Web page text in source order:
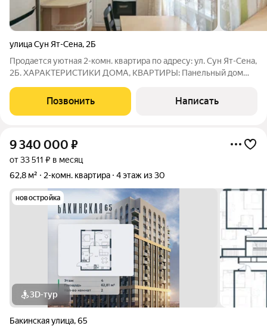
улица Сун Ят-Сена, 2Б
Продается уютная 2-комн. квартира по адресу: ул. Сун Ят-Сена,
2Б. ХАРАКТЕРИСТИКИ ДОМА, КВАРТИРЫ: Панельный дом
хорошие, дружелюбные соседи Предостаточное количество
парковочных мест, во дворе
Позвонить Написать
9 340 000 ₽
от 33 511 ₽ в месяц
62,8 м²
2-комн. квартира 4 этаж из 30
новостройка
3D-тур
Бакинская улица,65